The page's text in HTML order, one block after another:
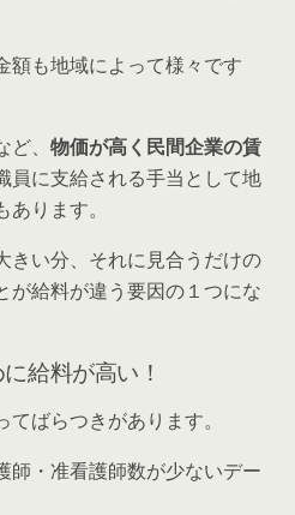
額も地域によって様々です
、 物価が高く民間企業の賃
員に支給される手当として地
ります。
きい分、それに見合うだけの
が給料が違う要因の１つにな
給料が高い！
ばらつきがあります。
師・准看護師数が少ないデー